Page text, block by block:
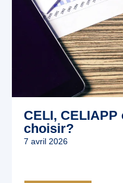
CELI, CELIAPP
choisir?
7 avril 2026